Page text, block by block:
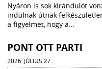
Nyáron is sok kirándulót
indulnak útnak
a figyelmet, hogy a...
PONT OTT PARTI
2026. JÚLIUS 27.